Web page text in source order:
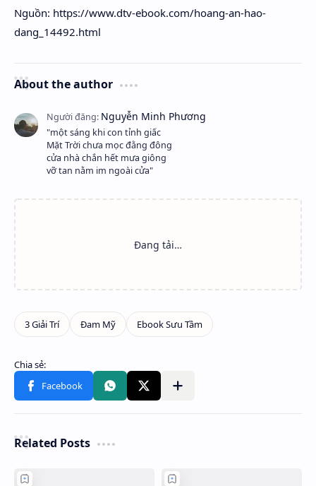
Nguồn: https://www.dtv-ebook.com/hoang-an-hao-
dang_14492.html
About the author
"một sáng khi con tỉnh giấc
Mặt Trời chưa mọc đằng đông
cửa nhà chắn hết mưa giông
vỡ tan nằm im ngoài cửa"
Related Posts